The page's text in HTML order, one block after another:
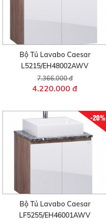
Bộ Tủ Lavabo Caesar
L5215/EH48002AWV
7.366.000 đ
4.220.000 đ
-20%
Bộ Tủ Lavabo Caesar
LF5255/EH46001AWV